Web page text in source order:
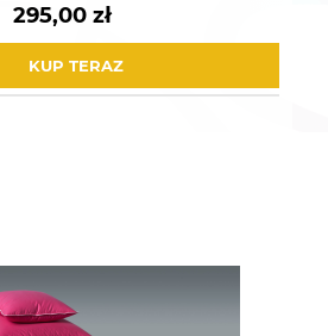
295,00 zł
KUP TERAZ